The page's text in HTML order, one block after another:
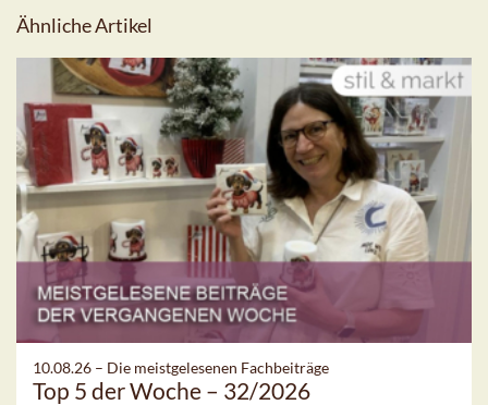
Ähnliche Artikel
10.08.26 – Die meistgelesenen Fachbeiträge
Top 5 der Woche – 32/2026